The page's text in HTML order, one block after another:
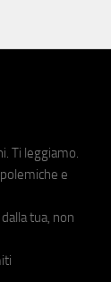
Ti leggiamo.
e
tua, non